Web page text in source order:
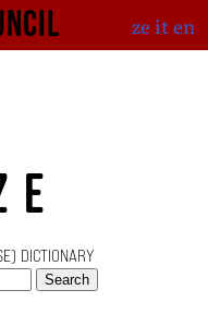
ze iten
DICTIONARY
Search